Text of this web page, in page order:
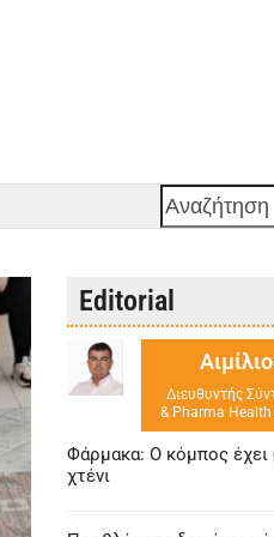
Αναζήτηση
Editorial
Διευθυντής
& Pharma
Φάρμακα: Ο κόμπος έχει
χτένι